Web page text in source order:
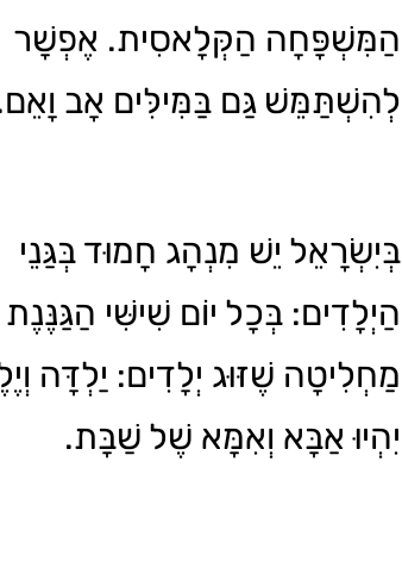
הַמִּשְׁפָּחָה הַקְּלָאסִית. אֶפְשָׁר
לְהִשְׁתַּמֵּשׁ גַּם בַּמִּילִּים אָב
בְּיִשְׂרָאֵל יֵשׁ מִנְהָג חָמוּד בְּגַּנֵי
הַיְלָדִים: בְּכָל יוֹם שִׁישִּׁי הַגַּנֶּנֶת
מַחְלִיטָה שֶׁזּוּג יְלָדִים: יַלְדָּה
יִהְיוּ אַבָּא וְאִמָּא שֶׁל שַׁבָּת.